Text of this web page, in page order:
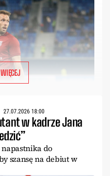
27.07.2026 18:00
w kadrze Jana
napastnika do
szansę na debiut w